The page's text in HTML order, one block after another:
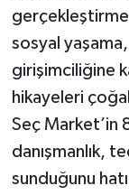
sosyal yaşama,
girişimciliğine
hikayeleri
Seç Market’in
danışmanlık,
sunduğunu